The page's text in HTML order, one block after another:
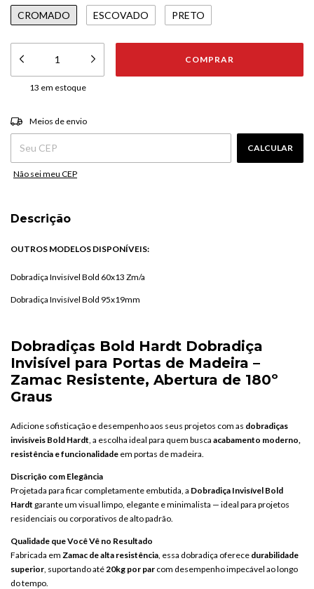
CROMADO ESCOVADO PRETO
13 em estoque
Entregas para o CEP:
Meios de envio
CALCULAR
Não sei meu CEP
Descrição
OUTROS MODELOS DISPONÍVEIS:
Dobradiça Invisível Bold 60x13 Zm/a
Dobradiça Invisível Bold 95x19mm
Dobradiças Bold Hardt Dobradiça
Invisível para Portas de Madeira –
Zamac Resistente, Abertura de 180º
Graus
Adicione sofisticação e desempenhoaos seus projetos com as dobradiças
invisíveis Bold Hardt, a escolha ideal para quem busca acabamento moderno,
resistência efuncionalidade em portas demadeira.
Discrição com Elegância
Projetada para ficar completamente embutida, a Dobradiça Invisível Bold
Hardt garanteum visual limpo, elegante eminimalista — ideal para projetos
residenciais ou corporativos dealtopadrão.
Qualidade queVocêVê no Resultado
Fabricada em Zamac dealta resistência, essa dobradiça oferece durabilidade
superior, suportandoaté20kg por par com desempenhoimpecável aolongo
dotempo.